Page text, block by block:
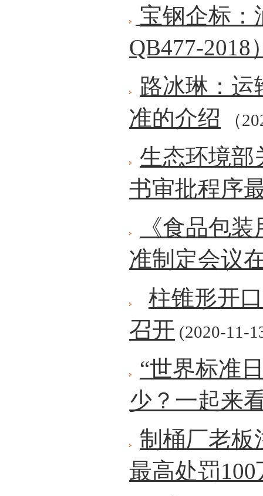
宝钢企标：
QB477-2018
路冰琳：运
准的介绍 （
生态环境部
书审批程序
《食品包
准制定会议
柱锥形开
召开 (2020-11-
“世界标准
少？一起来
制桶厂老板
最高处罚